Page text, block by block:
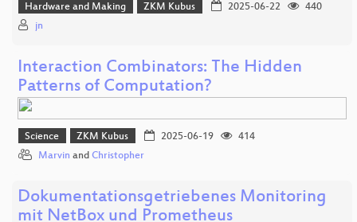
Hardware and Making ZKM Kubus 2025-06-22
440
jn
Interaction Combinators: The Hidden
Patterns of Computation?
Science ZKM Kubus 2025-06-19
414
Marvin and Christopher
Dokumentationsgetriebenes Monitoring
mit NetBox und Prometheus